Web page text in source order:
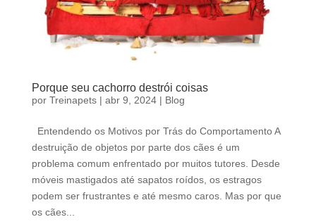
Porque seu cachorro destrói coisas
por Treinapets| abr 9, 2024| Blog
Entendendo os Motivos por Trás do Comportamento A
destruição de objetos por parte dos cães é um
problema comum enfrentado por muitos tutores. Desde
móveis mastigados até sapatos roídos, os estragos
podem ser frustrantes e até mesmo caros. Mas por que
os cães...